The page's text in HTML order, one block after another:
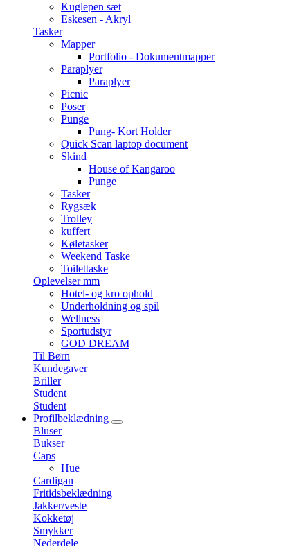
Kuglepen sæt
Eskesen - Akryl
Tasker
Mapper
Portfolio - Dokumentmapper
Paraplyer
Paraplyer
Picnic
Poser
Punge
Pung- Kort Holder
Quick Scan laptop document
Skind
House of Kangaroo
Punge
Tasker
Rygsæk
Trolley
kuffert
Køletasker
Weekend Taske
Toilettaske
Oplevelser mm
Hotel- og kro ophold
Underholdning og spil
Wellness
Sportudstyr
GOD DREAM
Til Børn
Kundegaver
Briller
Student
Student
Profilbeklædning
Bluser
Bukser
Caps
Hue
Cardigan
Fritidsbeklædning
Jakker/veste
Kokketøj
Smykker
Nederdele